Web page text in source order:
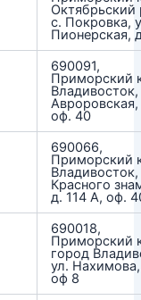
Октябрьский
с. Покровка,
Пионерская,
690091,
Приморский
Владивосток,
Авроровская,
оф. 40
690066,
Приморский
Красного
д. 114 А, оф.
690018,
Приморский
город
ул.
оф 8